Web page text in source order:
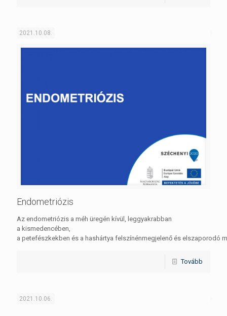
2021.10.08.
Endometriózis
Az endometriózis a méh üregén kívül, leggyakrabban
a kismedencében,
a petefészkekben és a hashártya felszínénmegjelenő és elszaporodó
Tovább
2021.10.06.